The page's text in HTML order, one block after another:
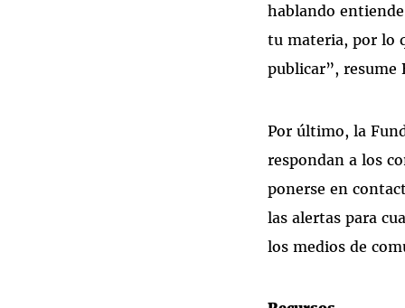
hablando
tu materia, por lo
publicar”, resume
Por último, la
respondan a los
ponerse en
las alertas para
los medios de